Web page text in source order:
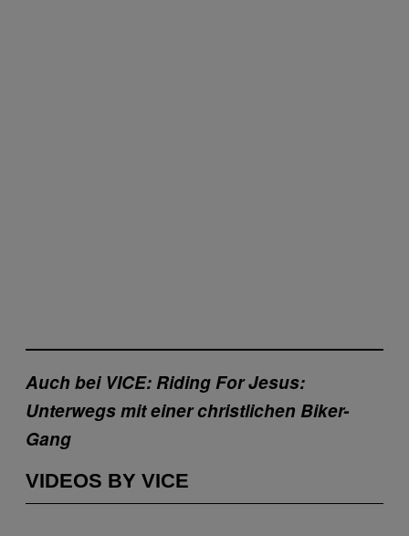
Auch bei VICE: Riding For Jesus:
Unterwegs mit einer christlichen Biker-
Gang
VIDEOS BY VICE